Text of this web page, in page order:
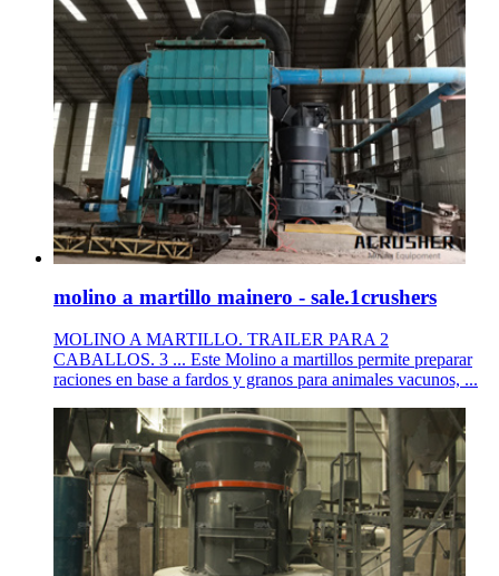
molino a martillo mainero - sale.1crushers
MOLINO A MARTILLO. TRAILER PARA 2
CABALLOS. 3 ... Este Molino a martillos permite preparar
raciones en base a fardos y granos para animales vacunos, ...